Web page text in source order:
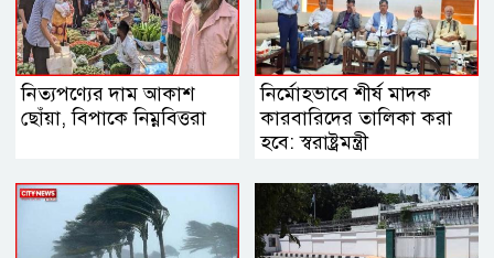
নিত্যপণ্যের দাম আকাশ
ছোঁয়া, বিপাকে নিম্নবিত্তরা
নির্মোহভাবে শীর্ষ মাদক
কারবারিদের তালিকা করা
হবে: স্বরাষ্ট্রমন্ত্রী